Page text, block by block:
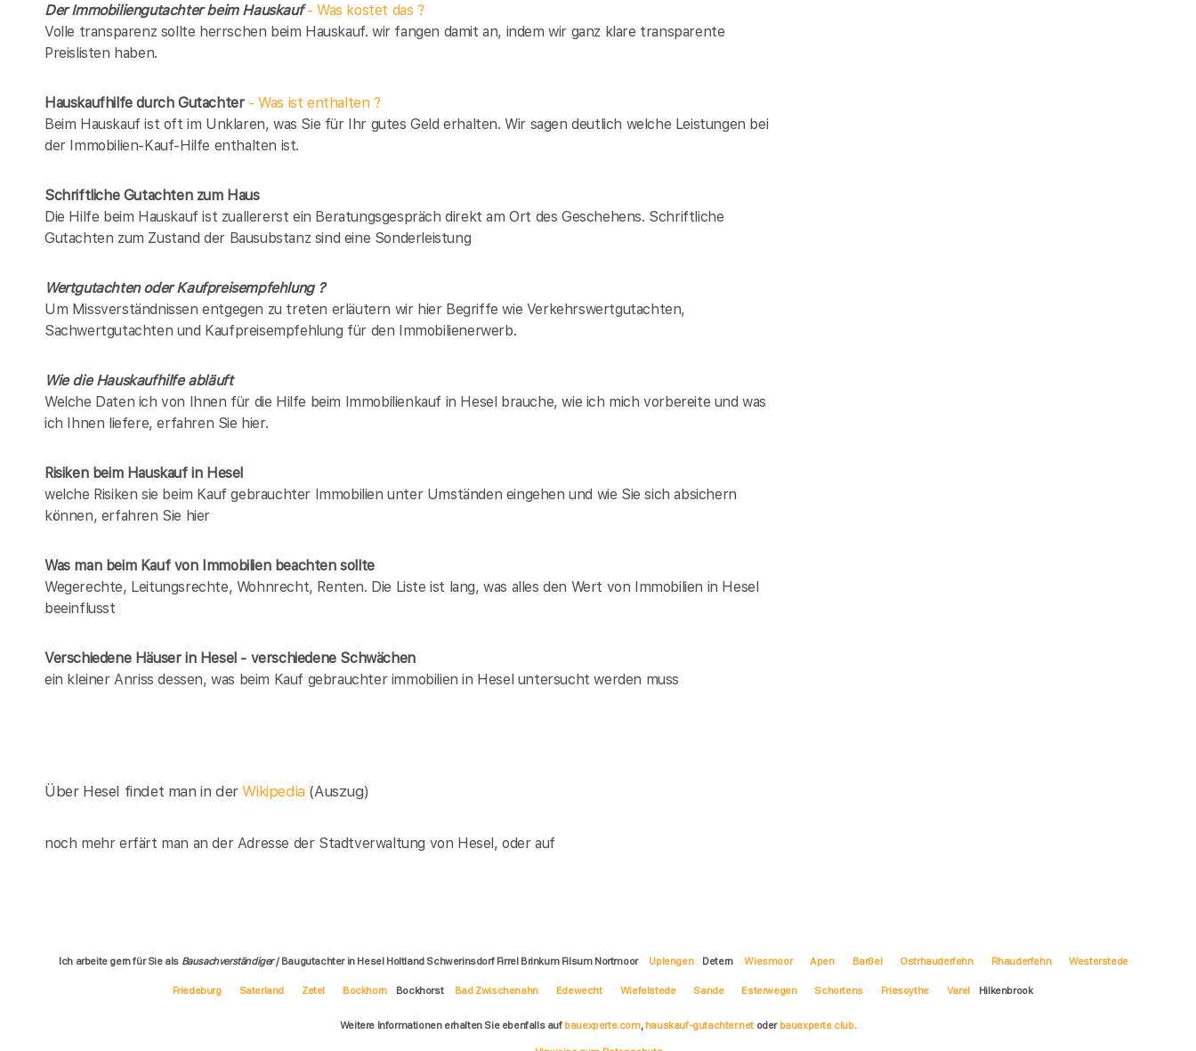
Der Immobiliengutachter beim Hauskauf- Was kostet das ?
Volle transparenz sollte herrschen beim Hauskauf. wir fangen damit an, indem wir ganz klare transparente
Preislisten haben.
Hauskaufhilfe durch Gutachter- Was ist enthalten ?
Beim Hauskauf ist oft im Unklaren, was Sie für Ihr gutes Geld erhalten. Wir sagen deutlich welche Leistungen bei
der Immobilien-Kauf-Hilfe enthalten ist.
Schriftliche Gutachten zum Haus
Die Hilfe beim Hauskauf ist zuallererst ein Beratungsgespräch direkt am Ort des Geschehens. Schriftliche
Gutachten zum Zustand der Bausubstanz sind eine Sonderleistung
Wertgutachten oder Kaufpreisempfehlung ?
Um Missverständnissen entgegen zu treten erläutern wir hier Begriffe wie Verkehrswertgutachten,
Sachwertgutachten und Kaufpreisempfehlung für den Immobilienerwerb.
Wie die Hauskaufhilfe abläuft
Welche Daten ich von Ihnen für die Hilfe beim Immobilienkauf in Hesel brauche, wie ich mich vorbereite und was
ich Ihnen liefere, erfahren Sie hier.
Risiken beim Hauskaufin Hesel
welche Risiken sie beim Kauf gebrauchter Immobilien unter Umständen eingehen und wie Sie sich absichern
können, erfahren Sie hier
Was man beim Kauf von Immobilien beachten sollte
Wegerechte, Leitungsrechte, Wohnrecht, Renten. Die Liste ist lang, was alles den Wert von Immobilien in Hesel
beeinflusst
Verschiedene Häuser in Hesel - verschiedene Schwächen
ein kleiner Anriss dessen, was beim Kauf gebrauchter immobilien in Hesel untersucht werden muss
Über Hesel findet man in derWikipedia (Auszug)
noch mehr erfärt man an der Adresse der Stadtverwaltung von Hesel, oder auf
Ich arbeite gern für Sie als Bausachverständiger/ Baugutachter in Hesel Holtland Schwerinsdorf Firrel Brinkum Filsum Nortmoor Uplengen Detern Wiesmoor Apen Barßel Ostrhauderfehn Rhauderfehn Westerstede
Friedeburg Saterland Zetel Bockhorn Bockhorst Bad Zwischenahn Edewecht Wiefelstede Sande Esterwegen Schortens Friesoythe Varel Hilkenbrook
Weitere Informationen erhalten Sie ebenfalls auf bauexperte.com, hauskauf-gutachter.net oder bauexperte.club.